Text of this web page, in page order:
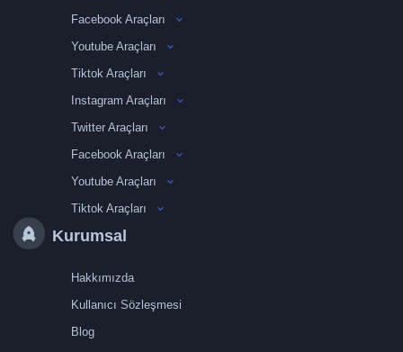
Facebook Araçları
Youtube Araçları
Tiktok Araçları
Instagram Araçları
Twitter Araçları
Facebook Araçları
Youtube Araçları
Tiktok Araçları
Kurumsal
Hakkımızda
Kullanıcı Sözleşmesi
Blog